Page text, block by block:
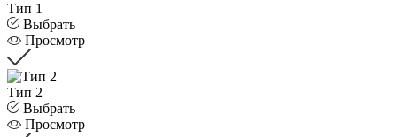
Тип 1
Выбрать
Просмотр
Тип 2
Выбрать
Просмотр